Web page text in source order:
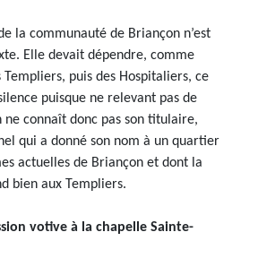
la communauté de Briançon n’est
Elle devait dépendre, comme
Templiers, puis des Hospitaliers, ce
puisque ne relevant pas de
ne connaît donc pas son titulaire,
qui a donné son nom à un quartier
actuelles de Briançon et dont la
bien aux Templiers.
votive à la chapelle Sainte-